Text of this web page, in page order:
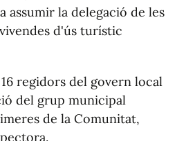
assumir la delegació de les
d'ús turístic
regidors del govern local
del grup municipal
de la Comunitat,